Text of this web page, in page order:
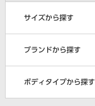
サイズから探す
ブランドから探す
ボディタイプから探す